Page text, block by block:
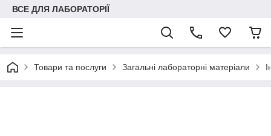
ВСЕ ДЛЯ ЛАБОРАТОРІЇ
Товари та послуги Загальні лабораторні матеріали